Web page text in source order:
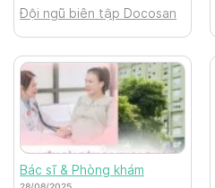
Đội ngũ biên tập Docosan
Bác sĩ & Phòng khám
28/08/2025